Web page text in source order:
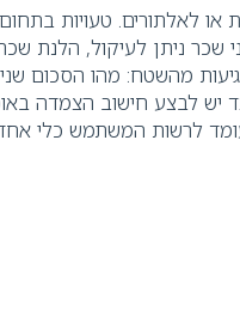
או לאלתורים. טעויות
ניתן לעיקול, הלנת שכר,
מהשטח: מהו הסכום
יש לבצע חישוב הצמדה
לרשות המשתמש כלי